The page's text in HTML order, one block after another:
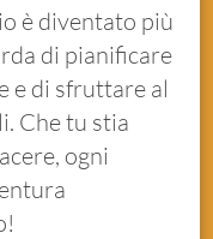
è diventato più
di pianificare
e di sfruttare al
Che tu stia
ogni